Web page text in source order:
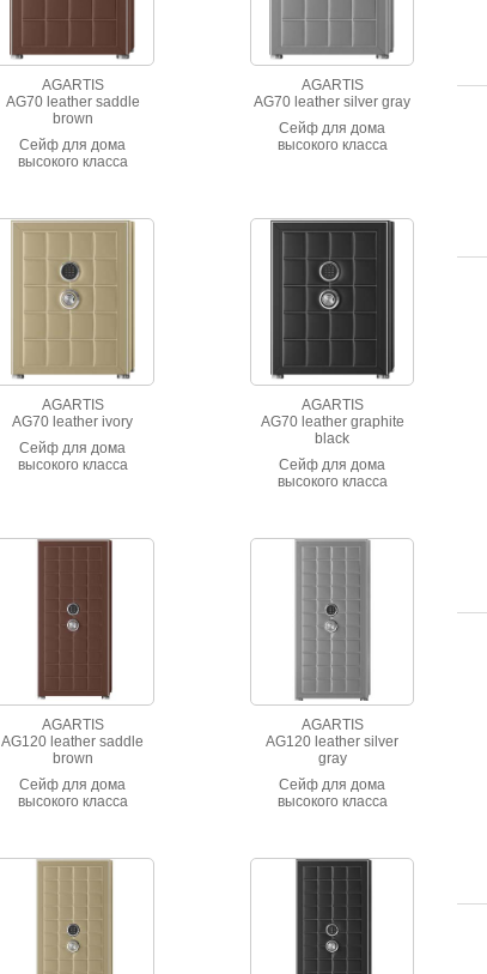
AGARTIS
AG70 leather saddle
brown
Сейф для дома
высокого класса
прострочкой.
AGARTIS
AG70 leather silver gray
Сейф для дома
высокого класса
AGARTIS
AG70 leather ivory
Сейф для дома
высокого класса
AGARTIS
AG70 leather graphite
black
Сейф для дома
высокого класса
прострочкой.
AGARTIS
AG120 leather saddle
brown
Сейф для дома
высокого класса
прострочкой.
AGARTIS
AG120 leather silver
gray
Сейф для дома
высокого класса
прострочкой.